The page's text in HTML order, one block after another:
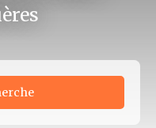
de commerce